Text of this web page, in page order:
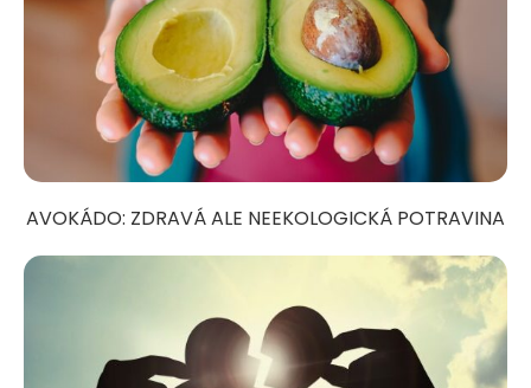
AVOKÁDO: ZDRAVÁ ALE NEEKOLOGICKÁ POTRAVINA